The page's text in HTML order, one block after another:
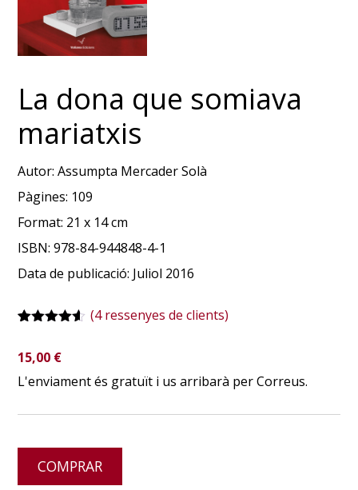
La dona que somiava
mariatxis
Autor: Assumpta Mercader Solà
Pàgines: 109
Format: 21 x 14 cm
ISBN:978-84-944848-4-1
Data de publicació: Juliol 2016
sobre 5
de
(4ressenyes de clients)
15,00 €
L'enviament és gratuït i us arribarà per Correus.
COMPRAR